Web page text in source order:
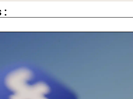
: